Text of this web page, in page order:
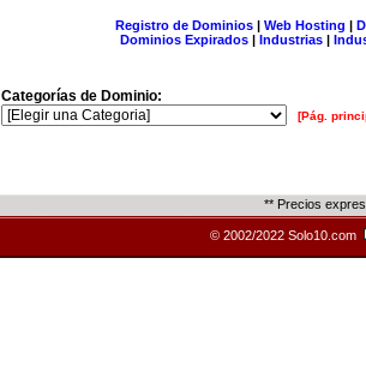
Registro de Dominios| Web Hosting |
Dominios Expirados | Industrias |
Categorías de Dominio:
[Pág.
** Precios
© 2002/2022 Solo10.com